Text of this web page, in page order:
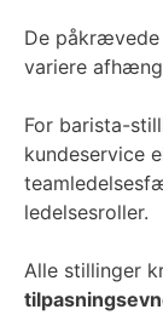
De
variere
For barista-
kundeservice
ledelsesroller.
Alle stillinger